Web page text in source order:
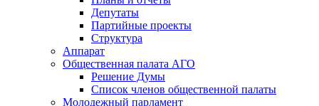
Депутаты
Партийные проекты
Структура
Аппарат
Общественная палата АГО
Решение Думы
Список членов общественной палаты
Молодежный парламент